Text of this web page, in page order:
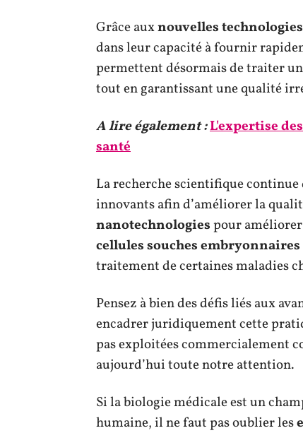
Grâce auxnouvelles technologies
dans leur capacité à fournir
permettent désormais de traiter
tout en garantissant une qualité
A lire également :L'expertise
santé
La recherche scientifique
innovants afin d’améliorer la
nanotechnologiespour améliorer
cellules souches embryonnaires
traitement de certaines maladies
Pensez à bien des défis liés aux
encadrer juridiquement cette
pas exploitées commercialement
aujourd’hui toute notre attention.
Si la biologie médicale est un
humaine, il ne faut pas oublier les